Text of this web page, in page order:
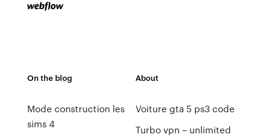
On the blog
Mode construction les
sims 4
About
Voiture gta 5 ps3 code
Turbo vpn – unlimited